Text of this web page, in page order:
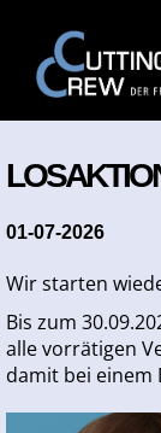
01-07-2026
Wir starten
Bis zum
alle vorrätigen
damit bei einem